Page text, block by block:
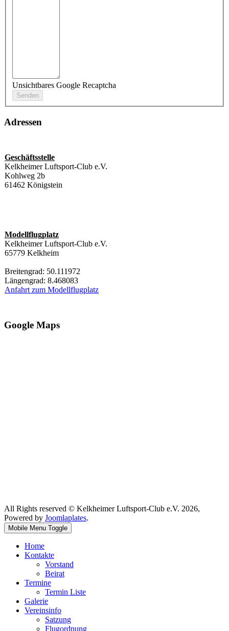
Unsichtbares Google Recaptcha
Adressen
Geschäftsstelle
Kelkheimer Luftsport-Club e.V.
Kohlweg 2b
61462 Königstein
Modellflugplatz
Kelkheimer Luftsport-Club e.V.
65779 Kelkheim
Breitengrad: 50.111972
Längengrad: 8.468083
Anfahrt zum Modellflugplatz
Google Maps
All Rights reserved © Kelkheimer Luftsport-Club e.V. 2026,
Powered by Joomlaplates.
Mobile Menu Toggle
Home
Kontakte
Vorstand
Beirat
Termine
Termin Liste
Galerie
Vereinsinfo
Satzung
Flugordnung